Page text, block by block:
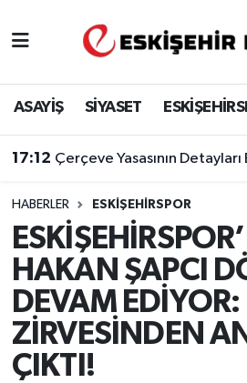
ASAYİŞ SİYASET
17:12 Çerçeve Yasasının
HABERLER ESKIŞEHIRSPOR
HAKAN ŞAPCI
DEVAM
ZİRVESİNDEN
ÇIKTI!
Eskişehir Hava Durumu
Eskişehir Namaz Vakitleri
Eskişehir Trafik Yoğunluk
Süper Lig Puan Durumu ve
Tüm Manşetler
Son Dakika Haberleri